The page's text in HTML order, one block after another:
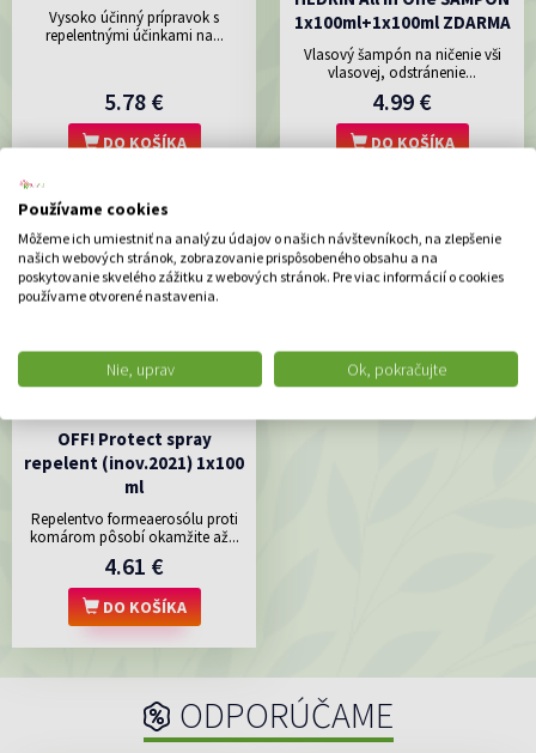
Používame cookies
Môžeme ich umiestniť na analýzu údajov o našich návštevníkoch, na zlepšenie
našich webových stránok, zobrazovanie prispôsobeného obsahu a na
poskytovanie skvelého zážitku z webových stránok. Pre viac informácií o cookies
používame otvorené nastavenia.
Nie, uprav Ok, pokračujte
Vysoko účinný prípravok s
repelentnými účinkami na...
5.78 €
DO KOŠÍKA
1x100ml+1x100ml ZDARMA
Vlasový šampón na ničenie vši
vlasovej, odstránenie...
4.99 €
DO KOŠÍKA
OFF! Protect spray
repelent (inov.2021) 1x100
ml
Repelentvo formeaerosólu proti
komárom pôsobí okamžite až...
4.61 €
DO KOŠÍKA
ODPORÚČAME